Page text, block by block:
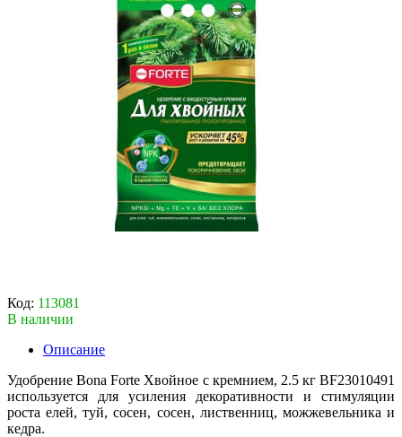
Код: 113081
В наличии
Описание
Удобрение Bona Forte Хвойное с кремнием, 2.5 кг BF23010491
используется для усиления декоративности и стимуляции
роста елей, туй, сосен, сосен, лиственниц, можжевельника и
кедра.